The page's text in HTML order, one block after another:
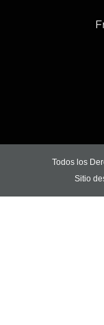
Todos los
Sitio